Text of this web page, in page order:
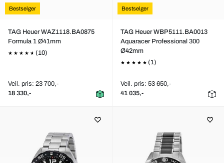
Bestselger
TAG Heuer WAZ1118.BA0875
Formula 1 Ø41mm
(10)
Veil. pris: 23 700,-
18 330,-
Bestselger
TAG Heuer WBP5111.BA0013
Aquaracer Professional 300
Ø42mm
(1)
Veil. pris: 53 650,-
41 035,-